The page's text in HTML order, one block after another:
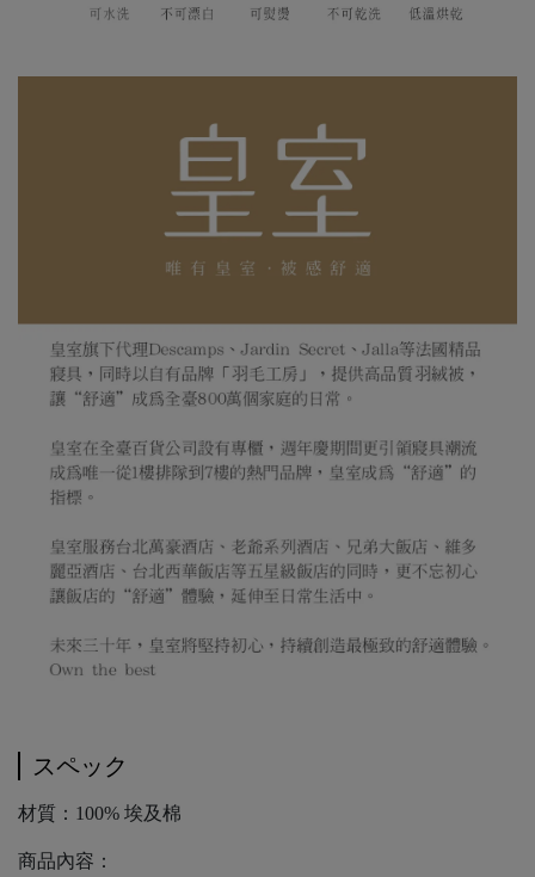
スペック
材質：100% 埃及棉
商品內容：